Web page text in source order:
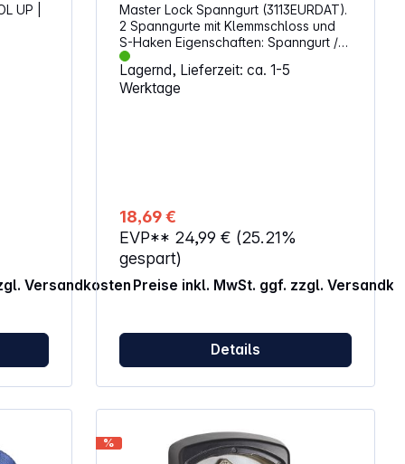
UP |
CO2-
Versandkosten
Master Lock Spanngurt (3113EURDAT).
2 Spanngurte mit Klemmschloss und
S-Haken Eigenschaften: Spanngurt /
Zurrgurt Länge: 1,80 m Breite: 25 mm
Befestigungskapazität: 250 kg 2 Stück
Lagernd, Lieferzeit: ca. 1-5
Werktage
18,69 €
EVP** 24,99 € (25.21%
gespart)
Preise inkl. MwSt. ggf. zzgl.
Details
%